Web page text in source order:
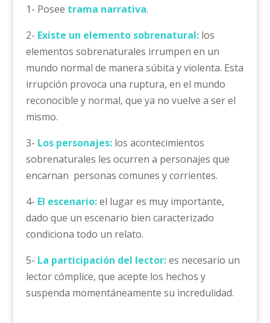
1- Posee trama narrativa.
2- Existe un elemento sobrenatural:los
elementos sobrenaturales irrumpen en un
mundo normal de manera súbita y violenta. Esta
irrupción provoca una ruptura, en el mundo
reconocible y normal, que ya no vuelve a ser el
mismo.
3- Los personajes:los acontecimientos
sobrenaturales les ocurren a personajes que
encarnan personas comunes y corrientes.
4- El escenario:el lugar es muy importante,
dado que un escenario bien caracterizado
condiciona todo un relato.
5- La participación del lector:es necesario un
lector cómplice, que acepte los hechos y
suspenda momentáneamente su incredulidad.